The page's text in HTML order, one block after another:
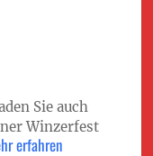
Sie auch
Winzerfest
erfahren